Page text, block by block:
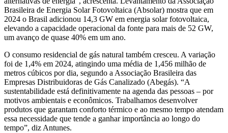
Brasileira de Energia Solar Fotovoltaica (Absolar) mostra que em
2024 o Brasil adicionou 14,3 GW em energia solar fotovoltaica,
elevando a capacidade operacional da fonte para mais de 52 GW,
um avanço de quase 40% em um ano.
O consumo residencial de gás natural também cresceu. A variação
foi de 1,4% em 2024, atingindo uma média de 1,456 milhão de
metros cúbicos por dia, segundo a Associação Brasileira das
Empresas Distribuidoras de Gás Canalizado (Abegás). “A
sustentabilidade está definitivamente na agenda das pessoas – por
motivos ambientais e econômicos. Trabalhamos desenvolver
produtos que garantam conforto térmico e ao mesmo tempo atendam
essa necessidade que tende a ganhar importância ao longo do
tempo”, diz Antunes.